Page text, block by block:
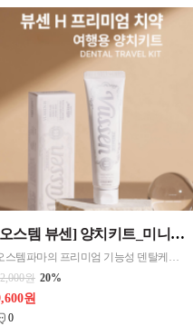
[오스템 뷰센] 양치키트_미니치약x더블와이드칫솔1p(랜덤) 뷰센 여행용 양치키트 H
오스템파마의 프리미엄 기능성 덴탈케어 브랜드, 뷰센 [제품구성 및 사양] > 용량: 미니치약 120g > 구성 : 여행용 케이스+뷰센 H프리미엄 미니치약+뷰센 더블와이드 칫솔1p(색상랜덤)+보호캡 > 슬리브케이스 사이즈: 19.5*7.4cm (가로*세로) [제품특징] > 여행, 업무, 이동 중 휴대와 사용하기 좋은 컴팩트한 사이즈 > 기능
원 20%
원
0